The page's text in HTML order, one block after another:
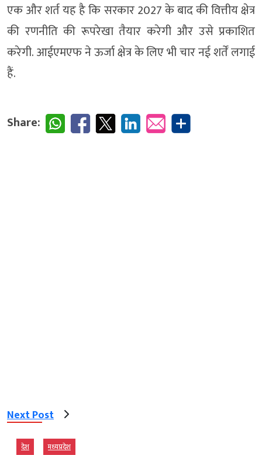
एक और शर्त यह है कि सरकार 2027 के बाद की वित्तीय क्षेत्र
की रणनीति की रूपरेखा तैयार करेगी और उसे प्रकाशित
करेगी. आईएमएफ ने ऊर्जा क्षेत्र के लिए भी चार नई शर्तें लगाई
हैं.
Share:
Next Post
देश मध्‍यप्रदेश